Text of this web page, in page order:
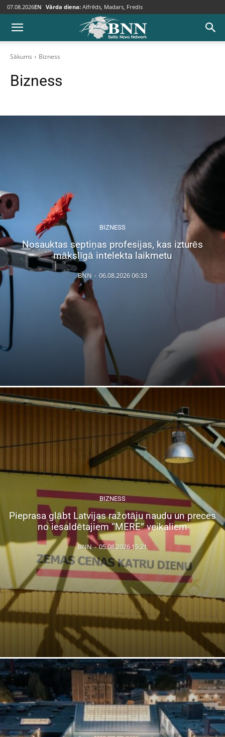
07.08.2026EN Vārda diena: Alfrēds, Madars, Fredis
Sākums Bizness
Bizness
BIZNESS
Nosauktas septiņas profesijas, kas izturēs
mākslīgā intelekta laikmetu
BNN - 06.08.2026 06:33
BIZNESS
Pieprasa glābt Latvijas ražotāju naudu un preces
no iesaldētajiem “MERE” veikaliem
BNN - 05.08.2026 15:21